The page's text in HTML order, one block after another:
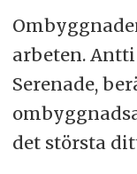
arbeten.
Serenade,
det största